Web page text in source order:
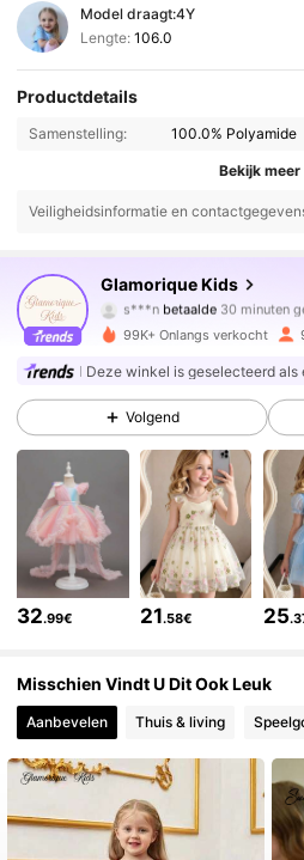
Model draagt:4Y
Lengte: 106.0
Productdetails
Samenstelling: 100.0% Polyamide
Bekijk meer
Veiligheidsinformatie en
Glamorique Kids
s***n betaalde30 minuten
l***ngevolgd10 minuten
4.92 243K Volgers
4.92 243K Volgers
4.92 243K Volgers
4.92 243K Volgers
99K+ Onlangs verkocht
Deze winkel is geselecteerd als
Volgend
32.99€ 21.58€ 25
Misschien Vindt U Dit Ook Leuk
Aanbevelen Thuis & living